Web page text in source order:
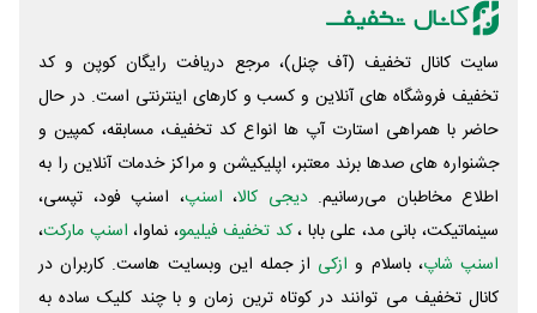
سایت کانال تخفیف (آف چنل)، مرجع دریافت رایگان کوپن و کد
تخفیف فروشگاه های آنلاین و کسب و‌ کارهای اینترنتی است. در حال
حاضر با همراهی استارت آپ ها انواع کد تخفیف، مسابقه، کمپین و
جشنواره های صدها برند معتبر، اپلیکیشن و مراکز خدمات آنلاین را به
اطلاع مخاطبان می‌رسانیم. دیجی کالا، اسنپ، اسنپ فود، تپسی،
سینماتیکت، بانی مد، علی‌ بابا ،کد تخفیف فیلیمو، نماوا، اسنپ مارکت،
اسنپ شاپ، باسلام و ازکی از جمله این وبسایت ‌هاست. کاربران در
کانال تخفیف می توانند در کوتاه ترین زمان و با چند کلیک ساده به